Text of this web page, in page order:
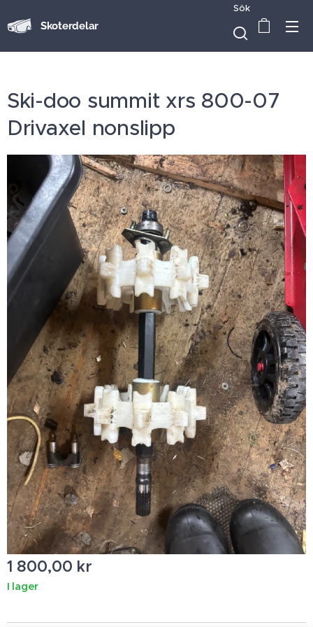
Skoterdelar
Sök
Ski-doo summit xrs 800-07
Drivaxel nonslipp
1 800,00 kr
I lager